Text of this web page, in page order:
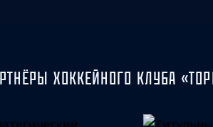
ХОККЕЙНОГО КЛУБА